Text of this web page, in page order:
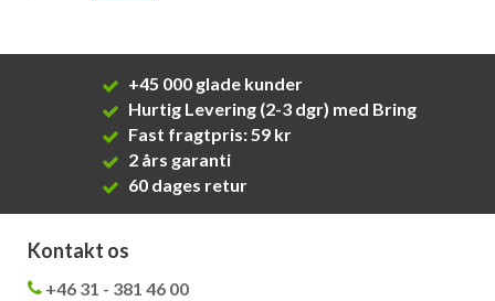
+45 000 glade kunder
Hurtig Levering (2-3 dgr) med Bring
Fast fragtpris: 59 kr
2 års garanti
60 dages retur
Kontakt os
+46 31 - 381 46 00